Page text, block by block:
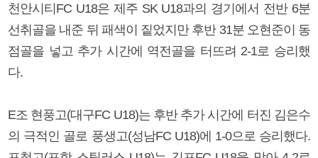
천안시티FC U18은 제주 SK U18과의 경기에서 전반 6분
선취골을 내준 뒤 패색이 짙었지만 후반 31분 오현준이 동
점골을 넣고 추가 시간에 역전골을 터뜨려 2-1로 승리했
다.
E조 현풍고(대구FC U18)는 후반 추가 시간에 터진 김은수
의 극적인 골로 풍생고(성남FC U18)에 1-0으로 승리했다.